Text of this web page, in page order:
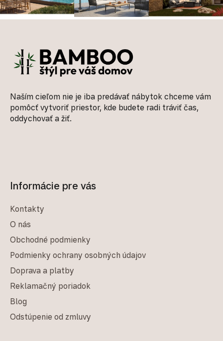
Naším cieľom nie je iba predávať nábytok chceme vám
pomôcť vytvoriť priestor, kde budete radi tráviť čas,
oddychovať a žiť.
Informácie pre vás
Kontakty
O nás
Obchodné podmienky
Podmienky ochrany osobných údajov
Doprava a platby
Reklamačný poriadok
Blog
Odstúpenie od zmluvy